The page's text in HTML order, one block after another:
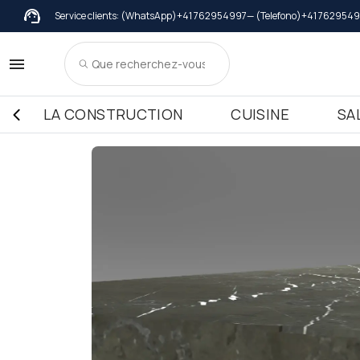
Service clients: (WhatsApp)+41 762954997— (Telefono)+41
LA CONSTRUCTION CUISINE
Chaperon de mur
Couvertures in Marbre
Couvertures in Granit
Couvertures in Terrazzo Italiano
Sills
Sills
Sills
Meuble de
Meuble de cuisine dessus in
Meuble de cuisine dessus in
Meuble de cuisine dessus in
Meuble de cuisine dessus in
Adhésifs
Marbre